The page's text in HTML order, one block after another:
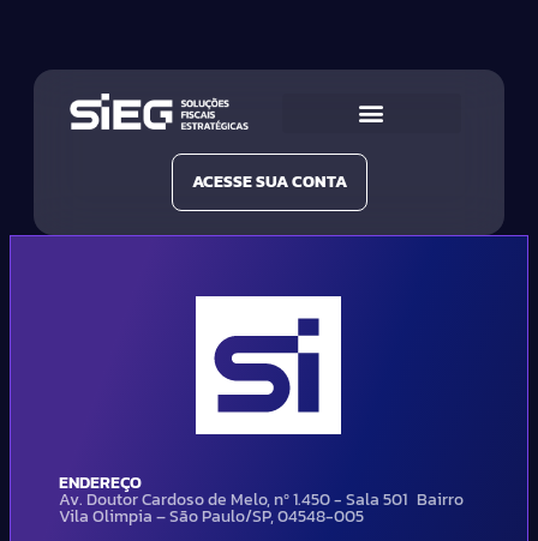
ACESSE SUA CONTA
ENDEREÇO
Av. Doutor Cardoso de Melo, nº 1.450 - Sala 501 Bairro
Vila Olimpia – São Paulo/SP, 04548-005